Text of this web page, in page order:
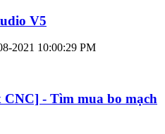
V5
2021 10:00:29 PM
- Tìm mua bo mạch